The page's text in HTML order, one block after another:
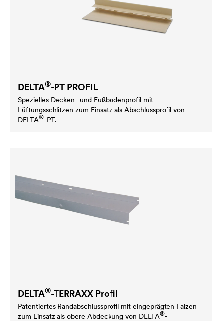
DELTA®-PT PROFIL
Spezielles Decken- und Fußbodenprofil mit
Lüftungsschlitzen zum Einsatz als Abschlussprofil von
DELTA®-PT.
DELTA®-TERRAXX Profil
Patentiertes Randabschlussprofil mit eingeprägten Falzen
zum Einsatz als obere Abdeckung von DELTA®-